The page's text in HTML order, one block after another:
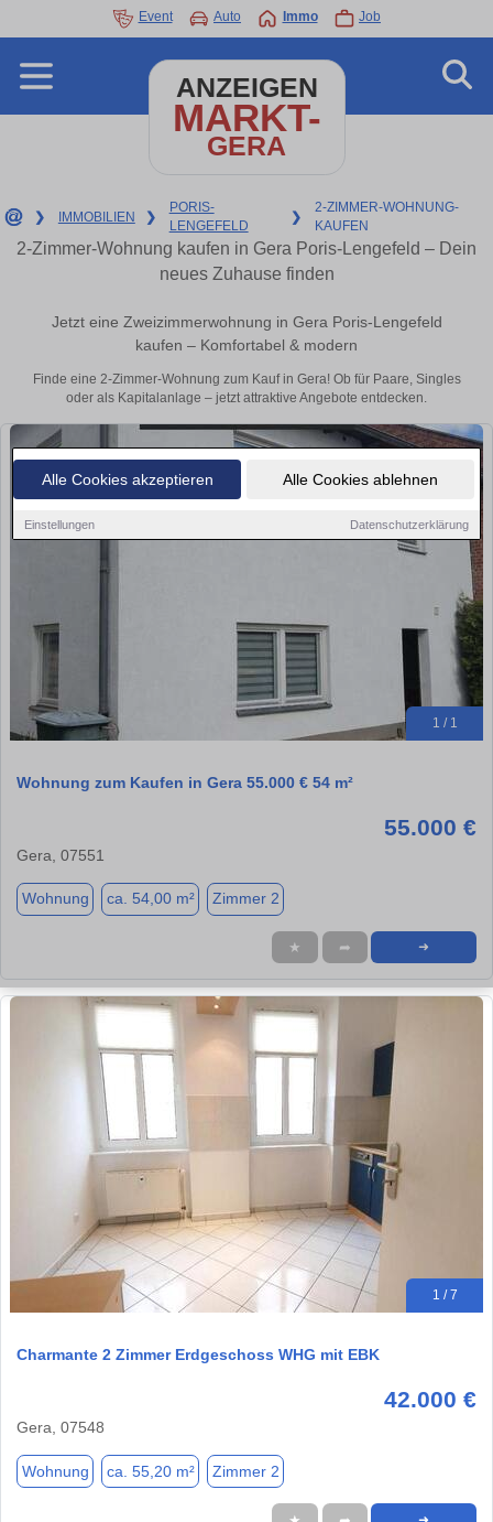
Alle Cookies akzeptieren Alle Cookies ablehnen
Einstellungen Datenschutzerklärung
Event Auto Immo Job
ANZEIGEN
MARKT-
GERA
❯ IMMOBILIEN ❯
PORIS-
LENGEFELD
❯
2-ZIMMER-WOHNUNG-
KAUFEN
2-Zimmer-Wohnung kaufen in Gera Poris-Lengefeld – Dein
neues Zuhause finden
Jetzt eine Zweizimmerwohnung in Gera Poris-Lengefeld
kaufen – Komfortabel & modern
Finde eine 2-Zimmer-Wohnung zum Kauf in Gera! Ob für Paare, Singles
oder als Kapitalanlage – jetzt attraktive Angebote entdecken.
1 / 1
Wohnung zum Kaufen in Gera 55.000 € 54 m²
55.000 €
Gera, 07551
Wohnung ca. 54,00 m² Zimmer 2
★ ➦ ➜
1 / 7
Charmante 2 Zimmer Erdgeschoss WHG mit EBK
42.000 €
Gera, 07548
Wohnung ca. 55,20 m² Zimmer 2